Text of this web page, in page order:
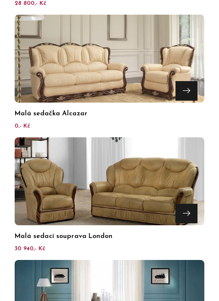
28 800,- Kč
Malá sedačka Alcazar
0,- Kč
Malá sedací souprava London
30 940,- Kč